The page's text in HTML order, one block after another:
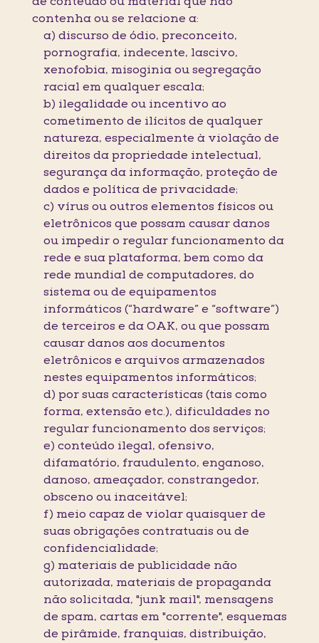
contenha ou se relacione a:
a) discurso de ódio, preconceito,
pornografia, indecente, lascivo,
xenofobia, misoginia ou segregação
racial em qualquer escala;
b) ilegalidade ou incentivo ao
cometimento de ilícitos de qualquer
natureza, especialmente à violação de
direitos da propriedade intelectual,
segurança da informação, proteção de
dados e política de privacidade;
c) vírus ou outros elementos físicos ou
eletrônicos que possam causar danos
ou impedir o regular funcionamento da
rede e sua plataforma, bem como da
rede mundial de computadores, do
sistema ou de equipamentos
informáticos (“hardware” e “software”)
de terceiros e da OAK, ou que possam
causar danos aos documentos
eletrônicos e arquivos armazenados
nestes equipamentos informáticos;
d) por suas características (tais como
forma, extensão etc.), dificuldades no
regular funcionamento dos serviços;
e) conteúdo ilegal, ofensivo,
difamatório, fraudulento, enganoso,
danoso, ameaçador, constrangedor,
obsceno ou inaceitável;
f) meio capaz de violar quaisquer de
suas obrigações contratuais ou de
confidencialidade;
g) materiais de publicidade não
autorizada, materiais de propaganda
não solicitada, "junk mail", mensagens
de spam, cartas em "corrente", esquemas
de pirâmide, franquias, distribuição,